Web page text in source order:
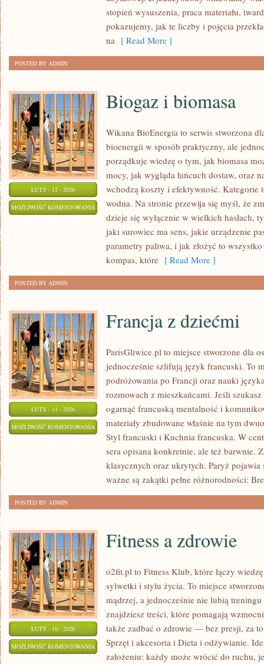
DREWNA
stopień wysuszenia, praca materiału,
pokazujemy, jak te liczby i pojęcia
na [ Read More ]
POSTED BY ADMIN
LUTY - 12 - 2026
MOŻLIWOŚĆ KOMENTOWANIA BIOGAZ
BIOMASA
Biogaz i biomasa
Wikana BioEnergia to serwis stworzona
bioenergii w sposób praktyczny, ale
porządkuje wiedzę o tym, jak biomasa
mocy, jak wygląda łańcuch dostaw, oraz
wchodzą koszty i efektywność. Kategorie
wodna. Na stronie przewija się myśl, że
dzieje się wyłącznie w wielkich hasłach,
jaki surowiec ma sens, jakie urządzenie
parametry paliwa, i jak złożyć to
kompas, które [ Read More ]
POSTED BY ADMIN
LUTY - 11 - 2026
MOŻLIWOŚĆ KOMENTOWANIA FRANCJA
DZIEĆMI
Francja z dziećmi
ParisGliwice.pl to miejsce stworzone dla
jednocześnie szlifują język francuski. To
podróżowania po Francji oraz nauki
rozmowach z mieszkańcami. Jeśli
ogarnąć francuską mentalność i
materiały zbudowane właśnie na tym
Styl francuski i Kuchnia francuska. W
sera opisana konkretnie, ale też barwnie.
klasycznych oraz ukrytych. Paryż
ważne są zakątki pełne różnorodności:
POSTED BY ADMIN
LUTY - 10 - 2026
MOŻLIWOŚĆ KOMENTOWANIA FITNESS
Fitness a zdrowie
o2fit.pl to Fitness Klub, które łączy
sylwetki i stylu życia. To miejsce
mądrzej, a jednocześnie nie lubią
znajdziesz treści, które pomagają
także zadbać o zdrowie — bez presji, za
Sprzęt i akcesoria i Dieta i odżywianie.
założeniu: każdy może wrócić do ruchu,